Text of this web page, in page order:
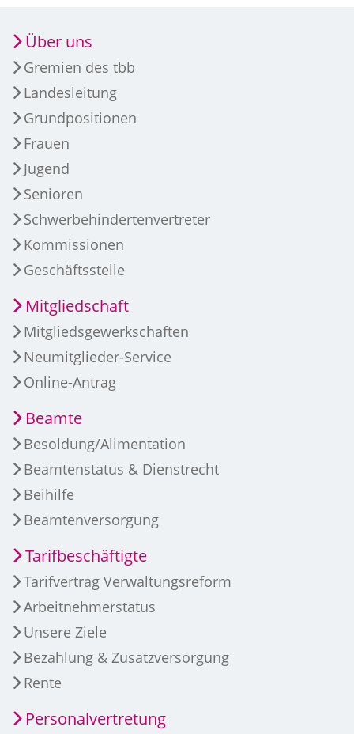
Über uns
Gremien des tbb
Landesleitung
Grundpositionen
Frauen
Jugend
Senioren
Schwerbehindertenvertreter
Kommissionen
Geschäftsstelle
Mitgliedschaft
Mitgliedsgewerkschaften
Neumitglieder-Service
Online-Antrag
Beamte
Besoldung/Alimentation
Beamtenstatus & Dienstrecht
Beihilfe
Beamtenversorgung
Tarifbeschäftigte
Tarifvertrag Verwaltungsreform
Arbeitnehmerstatus
Unsere Ziele
Bezahlung & Zusatzversorgung
Rente
Personalvertretung